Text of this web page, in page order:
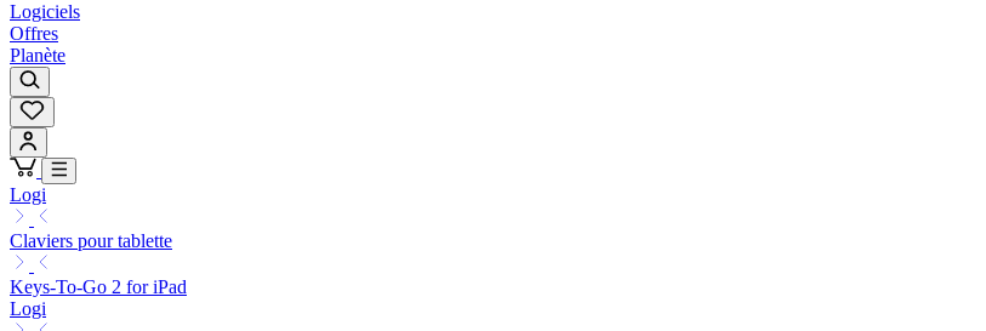
Logiciels
Offres
Planète
Logi
Claviers pour tablette
Keys-To-Go 2 for iPad
Logi